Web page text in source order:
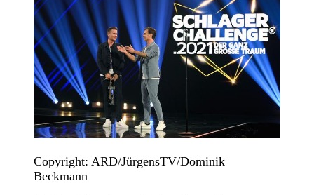
Copyright: ARD/JürgensTV/Dominik
Beckmann